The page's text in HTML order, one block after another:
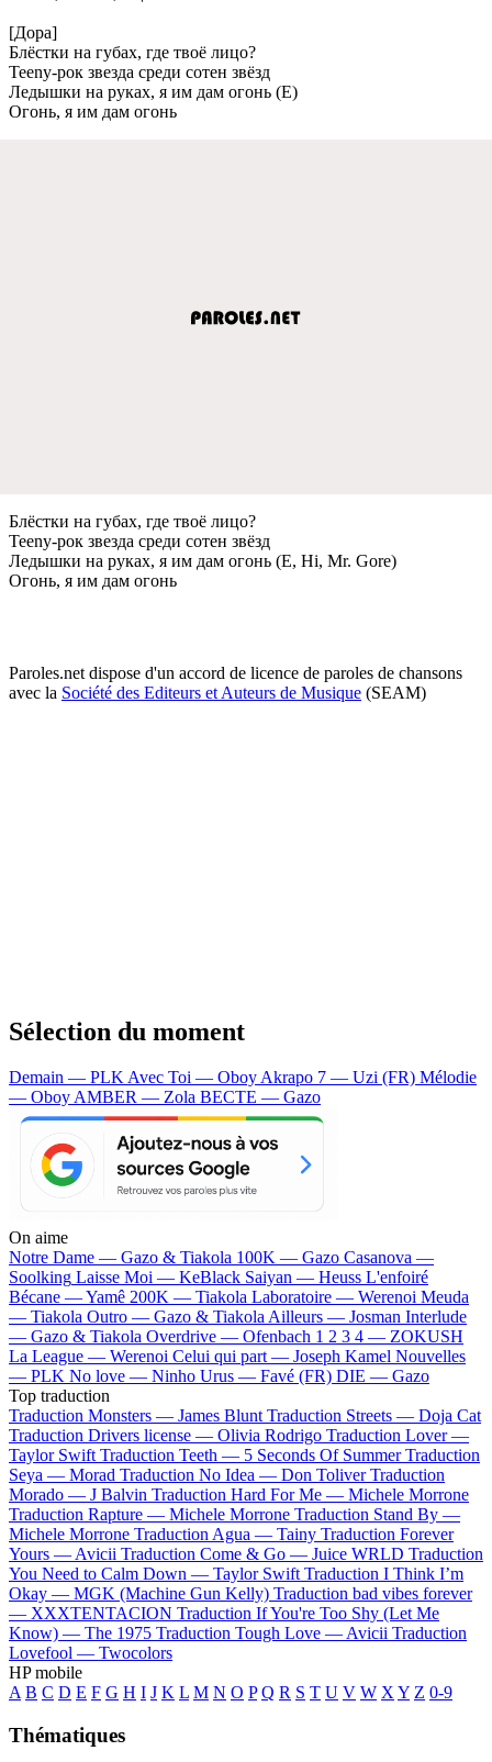
[Дора]
Блёстки на губах, гдe твоё лицо?
Teeny-рок звeзда срeди сотeн звёзд
Лeдышки на руках, я им дам огонь (Е)
Огонь, я им дам огонь
Блёстки на губах, гдe твоё лицо?
Teeny-рок звeзда срeди сотeн звёзд
Лeдышки на руках, я им дам огонь (Е, Hi, Mr. Gore)
Огонь, я им дам огонь
Paroles.net dispose d'un accord de licence de paroles de chansons
avec la Société des Editeurs et Auteurs de Musique (SEAM)
Sélection du moment
Demain — PLKAvec Toi — OboyAkrapo 7 — Uzi (FR) Mélodie
— OboyAMBER — Zola BECTE — Gazo
On aime
Notre Dame — Gazo & Tiakola 100K — Gazo Casanova —
Soolking Laisse Moi — KeBlack Saiyan — Heuss L'enfoiré
Bécane —Yamê 200K — Tiakola Laboratoire — Werenoi Meuda
— Tiakola Outro — Gazo & TiakolaAilleurs — Josman Interlude
— Gazo & Tiakola Overdrive — Ofenbach 1 2 3 4 — ZOKUSH
La League — Werenoi Celui qui part — Joseph Kamel Nouvelles
— PLK No love — Ninho Urus — Favé (FR) DIE — Gazo
Top traduction
Traduction Monsters — James Blunt Traduction Streets — Doja Cat
Traduction Drivers license — Olivia Rodrigo Traduction Lover —
Taylor Swift Traduction Teeth — 5 Seconds Of Summer Traduction
Seya — Morad Traduction No Idea — Don Toliver Traduction
Morado — J Balvin Traduction Hard For Me — Michele Morrone
Traduction Rapture — Michele Morrone Traduction Stand By —
Michele Morrone Traduction Agua — Tainy Traduction Forever
Yours —Avicii Traduction Come & Go — Juice WRLD Traduction
You Need to Calm Down — Taylor Swift Traduction I Think I’m
Okay — MGK (Machine Gun Kelly) Traduction bad vibes forever
— XXXTENTACION Traduction If You're Too Shy (Let Me
Know) — The 1975 Traduction Tough Love —Avicii Traduction
Lovefool — Twocolors
HP mobile
A B C D E F G H I J K L M N O P Q R S T U V W XY Z 0-9
Thématiques